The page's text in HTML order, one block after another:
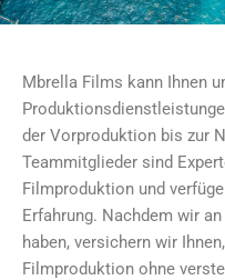
Mbrella Films kann Ihnen
der Vorproduktion bis zur
Teammitglieder sind
Filmproduktion und
Erfahrung. Nachdem wir
haben, versichern wir
Filmproduktion ohne